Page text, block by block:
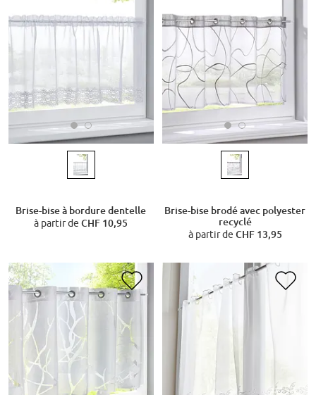
Brise-bise à bordure dentelle
à partir deCHF 10,95
Brise-bise brodé avec polyester
recyclé
à partir de CHF 13,95